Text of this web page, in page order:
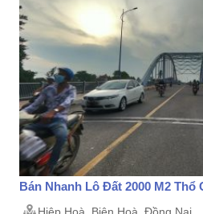
Bán Nhanh Lô Đất 2000 M2 Thổ